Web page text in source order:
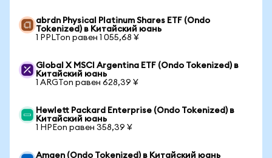
abrdn Physical Platinum Shares ETF (Ondo
Tokenized) в Китайский юань
1 PPLTon равен 1 055,68 ¥
Global X MSCI Argentina ETF (Ondo Tokenized) в
Китайский юань
1 ARGTon равен 628,39 ¥
Hewlett Packard Enterprise (Ondo Tokenized) в
Китайский юань
1 HPEon равен 358,39 ¥
Amgen (Ondo Tokenized) в Китайский юань